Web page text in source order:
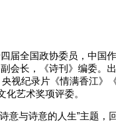
届全国政协委员，中国
会长，《诗刊》编委。
视纪录片《情满香江》
化艺术奖项评委。
意与诗意的人生”主题，